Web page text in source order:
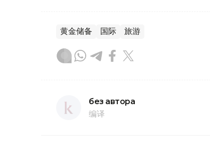
黄金储备 国际 旅游
без автора
编译